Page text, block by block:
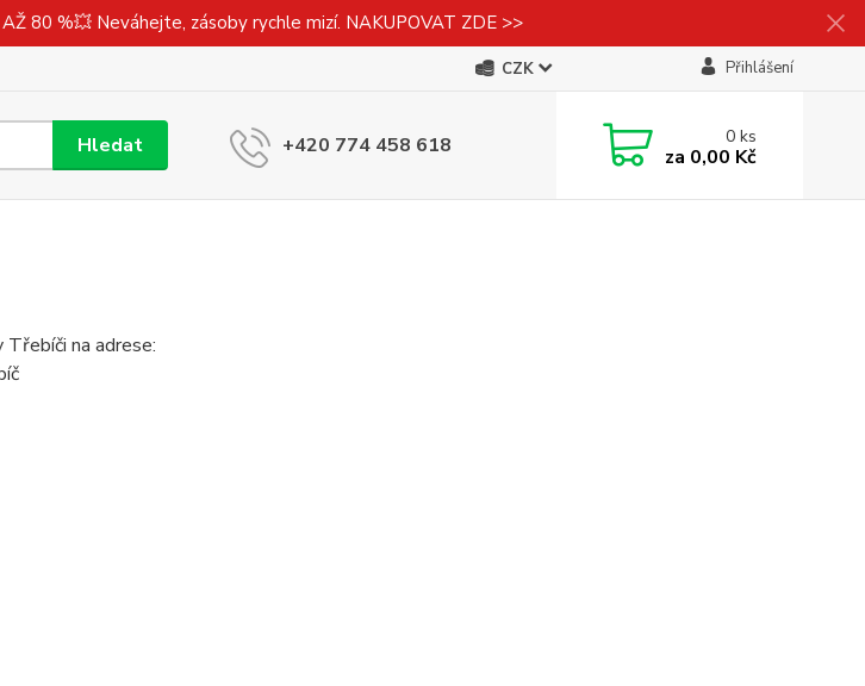
80 %💥 Neváhejte, zásoby rychle mizí. NAKUPOVAT ZDE >>
CZK Přihlášení
Hledat +420 774 458 618 0ks
za 0,00 Kč
na adrese: